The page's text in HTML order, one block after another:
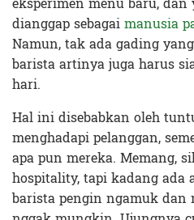
dianggap sebagaimanusia
Namun, tak ada gading
barista artinya juga harus
hari.
Hal ini disebabkan oleh
menghadapi pelanggan,
apa pun mereka. Memang,
hospitality, tapi kadang ada
barista pengin ngamuk dan